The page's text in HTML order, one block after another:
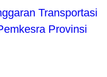
Transportasi
Provinsi